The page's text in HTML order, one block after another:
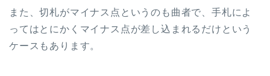
また、切札がマイナス点というのも曲者で、手札によ
ってはとにかくマイナス点が差し込まれるだけという
ケースもあります。